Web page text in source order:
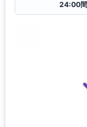
24:00間